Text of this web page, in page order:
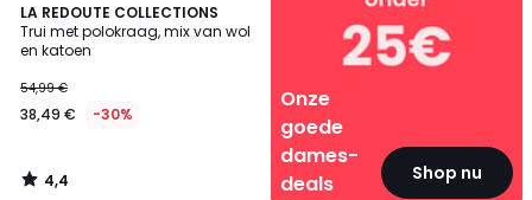
LA REDOUTE COLLECTIONS
Trui met polokraag, mix van wol
en katoen
54,99 €
38,49 € -30%
4,4
/ 5
4,4
/
Onze
goede
dames-
deals
Shop nu